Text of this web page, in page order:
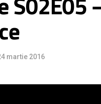
martie 2016